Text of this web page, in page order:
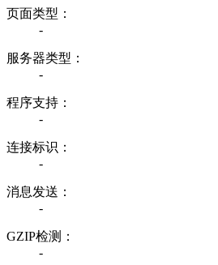
页面类型：
-
服务器类型：
-
程序支持：
-
连接标识：
-
消息发送：
-
GZIP检测：
-